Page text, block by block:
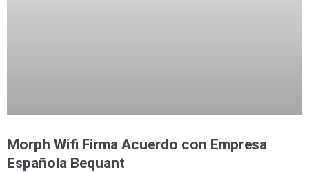
Morph Wifi Firma Acuerdo con Empresa
Española Bequant